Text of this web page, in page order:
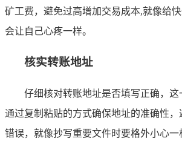
矿工费，避免过高增加交易成本,就像给
会让自己心疼一样。
核实转账地址
仔细核对转账地址是否填写正确，这
通过复制粘贴的方式确保地址的准确性
错误，就像抄写重要文件时要格外小心